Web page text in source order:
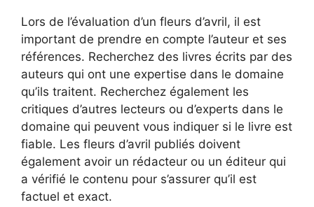
Lors de l’évaluation d’un fleurs d’avril, il est
important de prendre en compte l’auteur et ses
références. Recherchez des livres écrits par des
auteurs qui ont une expertise dans le domaine
qu’ils traitent. Recherchez également les
critiques d’autres lecteurs ou d’experts dans le
domaine qui peuvent vous indiquer si le livre est
fiable. Les fleurs d’avril publiés doivent
également avoir un rédacteur ou un éditeur qui
a vérifié le contenu pour s’assurer qu’il est
factuel et exact.